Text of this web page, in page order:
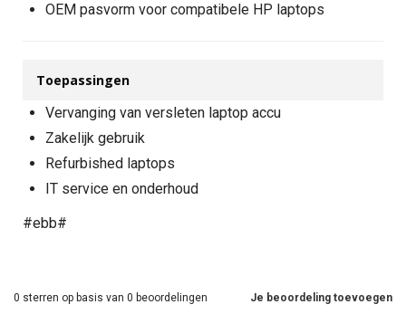
OEM pasvorm voor compatibele HP laptops
Toepassingen
Vervanging van versleten laptop accu
Zakelijk gebruik
Refurbished laptops
IT service en onderhoud
#ebb#
Je beoordeling toevoegen
0 sterren op basis van 0 beoordelingen